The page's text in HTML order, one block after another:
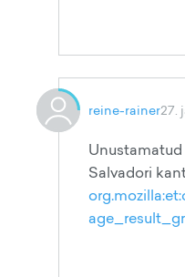
reine-rainer27.
Salvadori